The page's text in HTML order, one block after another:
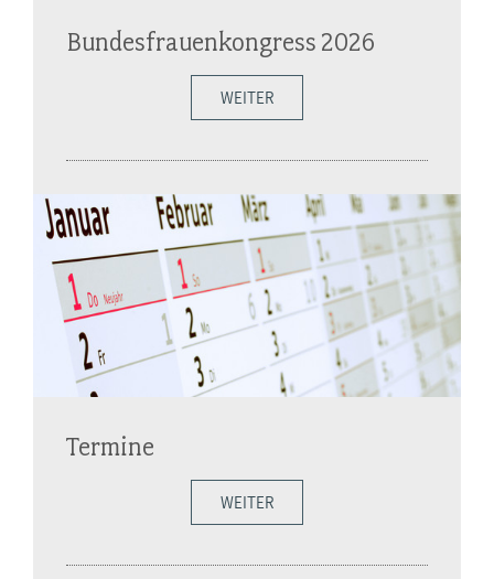
Bundesfrauenkongress 2026
WEITER
Termine
WEITER